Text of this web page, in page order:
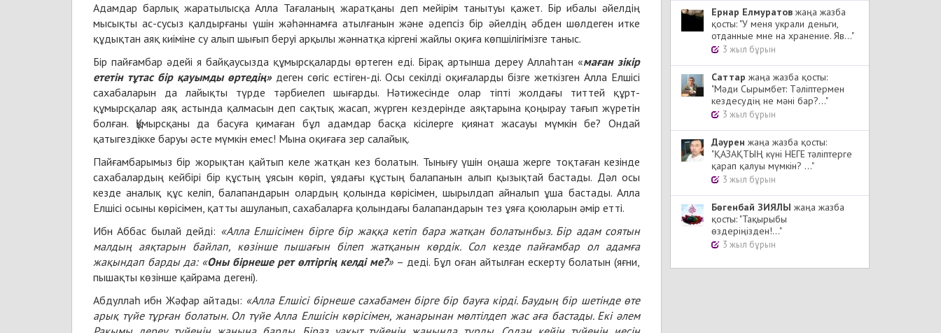
Адамдар барлық жаратылысқа Алла Тағаланың жаратқаны деп мейірім танытуы қажет. Бір ибалы әйелдің
мысықты ас-сусыз қалдырғаны үшін жәһәннамға атылғанын және әдепсіз бір әйелдің әбден шөлдеген итке
құдықтан аяқ киіміне су алып шығып беруі арқылы жәннатқа кіргені жайлы оқиға көпшілігімізге таныс.
Бір пайғамбар әдейі я байқаусызда құмырсқаларды өртеген еді. Бірақ артынша дереу Аллаһтан «маған зікір
ететін тұтас бір қауымды өртедің»деген сөгіс естіген-ді. Осы секілді оқиғаларды бізге жеткізген Алла Елшісі
сахабаларын да лайықты түрде тәрбиелеп шығарды. Нәтижесінде олар тіпті жолдағы титтей құрт-
құмырсқалар аяқ астында қалмасын деп сақтық жасап, жүрген кездерінде аяқтарына қоңырау тағып жүретін
болған. Құмырсқаны да басуға қимаған бұл адамдар басқа кісілерге қиянат жасауы мүмкін бе? Ондай
қатыгездікке баруы әсте мүмкін емес! Мына оқиғаға зер салайық.
Пайғамбарымыз бір жорықтан қайтып келе жатқан кез болатын. Тынығу үшін оңаша жерге тоқтаған кезінде
сахабалардың кейбірі бір құстың ұясын көріп, ұядағы құстың балапанын алып қызықтай бастады. Дәл осы
кезде аналық құс келіп, балапандарын олардың қолында көрісімен, шырылдап айналып ұша бастады. Алла
Елшісі осыны көрісімен, қатты ашуланып, сахабаларға қолындағы балапандарын тез ұяға қоюларын әмір етті.
Ибн Аббас былай дейді: «Алла Елшісімен бірге бір жаққа кетіп бара жатқан болатынбыз. Бір адам соятын
малдың аяқтарын байлап, көзінше пышағын білеп жатқанын көрдік. Сол кезде пайғамбар ол адамға
жақындап барды да: «Оны бірнеше рет өлтіргің келді ме?» – деді. Бұл оған айтылған ескерту болатын (яғни,
пышақты көзінше қайрама дегені).
Абдуллаһ ибн Жәфар айтады: «Алла Елшісі бірнеше сахабамен бірге бір бауға кірді. Баудың бір шетінде өте
арық түйе тұрған болатын. Ол түйе Алла Елшісін көрісімен, жанарынан мөлтілдеп жас аға бастады. Екі әлем
Ернар Елмуратов жаңа жазба
қосты: "У меня украли деньги,
отданные мне на хранение. Яв..."
3 жыл бұрын
Cаттар жаңа жазба қосты:
"Мәди Сырымбет: Тәліптермен
кездесудің не мәні бар?..."
3 жыл бұрын
Дәурен жаңа жазба қосты:
"ҚАЗАҚТЫҢ күні НЕГЕ тәліптерге
қарап қалуы мүмкін? ..."
3 жыл бұрын
Бөгенбай ЗИЯЛЫ жаңа жазба
қосты: "Тақырыбы
өздеріңізден!..."
3 жыл бұрын